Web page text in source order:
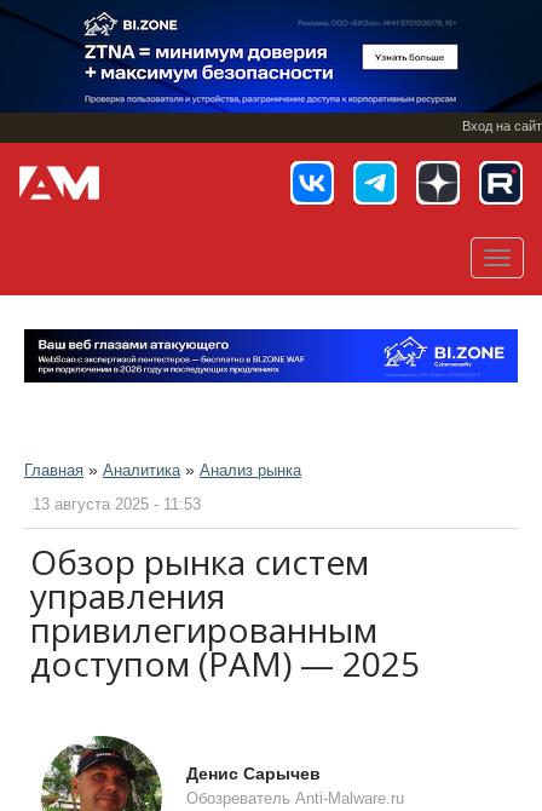
Перейти
основному
Вход на сайт
Главная » Аналитика » Анализ рынка
13 августа 2025 - 11:53
Обзор рынка систем
управления
привилегированным
доступом (PAM) — 2025
Денис Сарычев
Обозреватель Anti-Malware.ru